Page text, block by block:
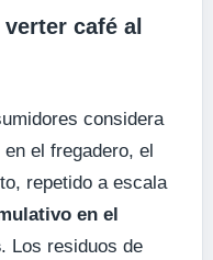
café al
considera
el fregadero, el
repetido a escala
en el
. Los residuos de